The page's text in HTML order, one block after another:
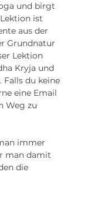
und birgt
ist
aus der
Grundnatur
Lektion
Kryja und
Falls du keine
eine Email
Weg zu
immer
man damit
die